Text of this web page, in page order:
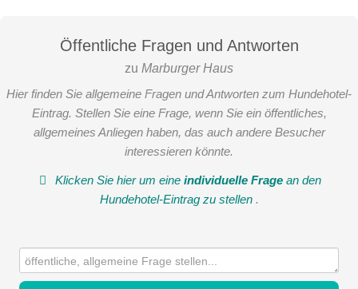
Öffentliche Fragen und Antworten
zu Marburger Haus
Hier finden Sie allgemeine Fragen und Antworten zum Hundehotel-
Eintrag. Stellen Sie eine Frage, wenn Sie ein öffentliches,
allgemeines Anliegen haben, das auch andere Besucher
interessieren könnte.
Klicken Sie hier um eineindividuelle Frage an den
Hundehotel-Eintrag zu stellen .